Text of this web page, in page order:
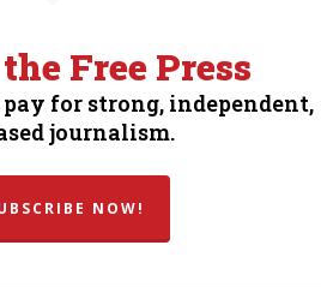
Free Press
for strong, independent,
journalism.
NOW!